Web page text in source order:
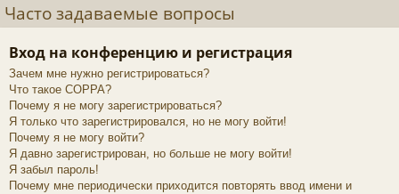
и ат
ел
и
Часто задаваемые вопросы
Вход на конференцию и регистрация
Зачем мне нужно регистрироваться?
Что такое COPPA?
Почему я не могу зарегистрироваться?
Я только что зарегистрировался, но не могу войти!
Почему я не могу войти?
Я давно зарегистрирован, но больше не могу войти!
Я забыл пароль!
Почему мне периодически приходится повторять ввод имени и